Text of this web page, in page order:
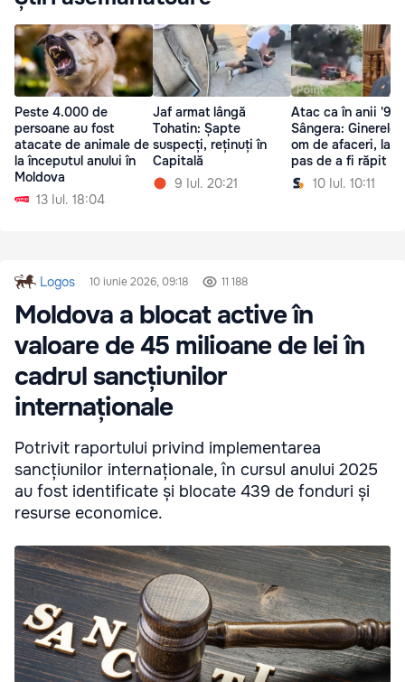
Peste 4.000 de
persoane au fost
atacate de animale de
la începutul anului în
Moldova
13 Iul. 18:04
Jaf armat lângă
Tohatin: Șapte
suspecți, reținuți în
Capitală
9 Iul. 20:21
Atac ca în anii '90
Sângera: Ginerele
om de afaceri, la
pas de a fi răpit
10 Iul. 10:11
Logos 10 iunie 2026, 09:18 11 188
Moldova a blocat active în
valoare de 45 milioane de lei în
cadrul sancțiunilor
internaționale
Potrivit raportului privind implementarea
sancțiunilor internaționale, în cursul anului 2025
au fost identificate și blocate 439 de fonduri și
resurse economice.